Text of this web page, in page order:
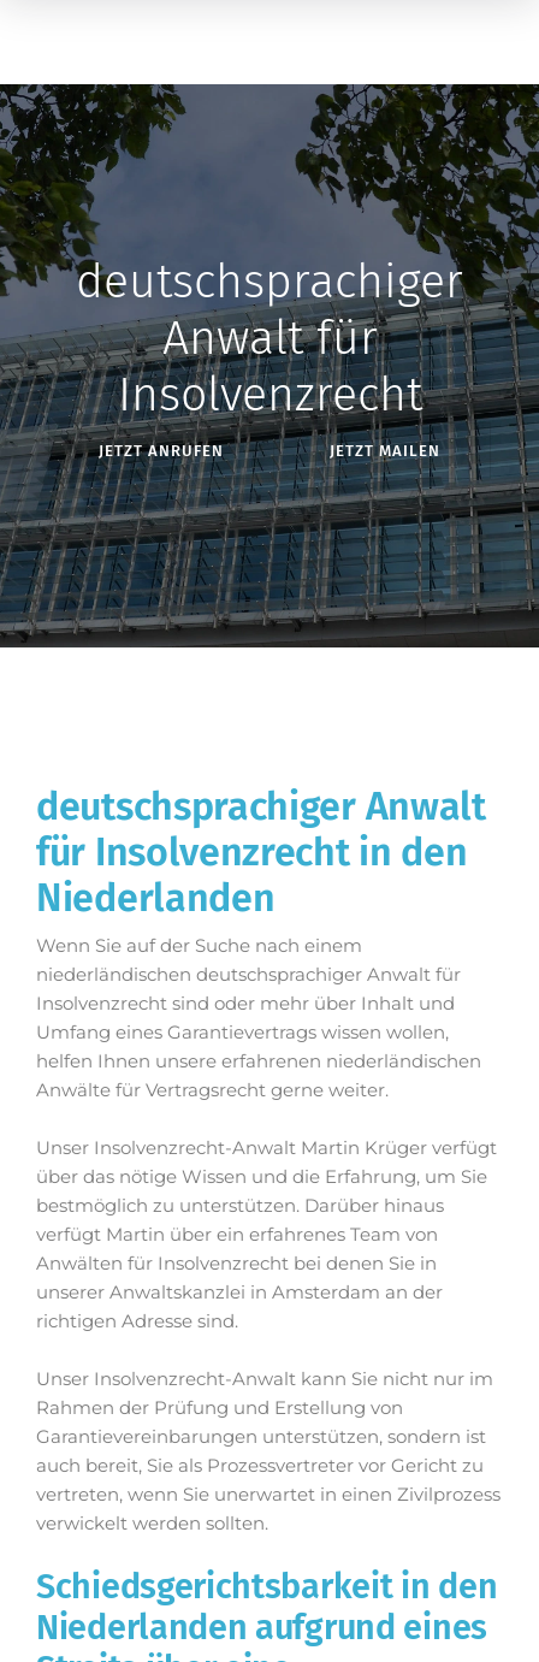
deutschsprachiger
Anwalt für
Insolvenzrecht
JETZT ANRUFEN JETZT MAILEN
deutschsprachiger Anwalt
für Insolvenzrecht in den
Niederlanden
Wenn Sie auf der Suche nach einem
niederländischen deutschsprachiger Anwalt für
Insolvenzrecht sind oder mehr über Inhalt und
Umfang eines Garantievertrags wissen wollen,
helfen Ihnen unsere erfahrenen niederländischen
Anwälte für Vertragsrecht gerne weiter.
Unser Insolvenzrecht-Anwalt Martin Krüger verfügt
über das nötige Wissen und die Erfahrung, um Sie
bestmöglich zu unterstützen. Darüber hinaus
verfügt Martin über ein erfahrenes Team von
Anwälten für Insolvenzrecht bei denen Sie in
unserer Anwaltskanzlei in Amsterdam an der
richtigen Adresse sind.
Unser Insolvenzrecht-Anwalt kann Sie nicht nur im
Rahmen der Prüfung und Erstellung von
Garantievereinbarungen unterstützen, sondern ist
auch bereit, Sie als Prozessvertreter vor Gericht zu
vertreten, wenn Sie unerwartet in einen Zivilprozess
verwickelt werden sollten.
Schiedsgerichtsbarkeit in den
Niederlanden aufgrund eines